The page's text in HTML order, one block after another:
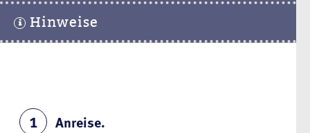
Hinweise
1
Anreise.